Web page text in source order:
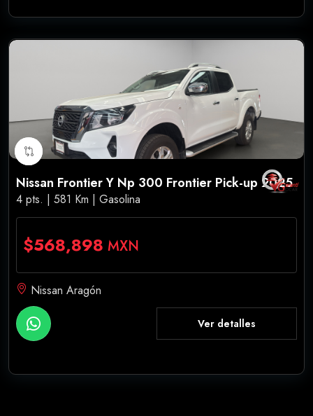
Nissan Frontier Y Np 300 Frontier Pick-up 2025
4 pts. | 581 Km | Gasolina
$568,898 MXN
Nissan Aragón
Ver detalles